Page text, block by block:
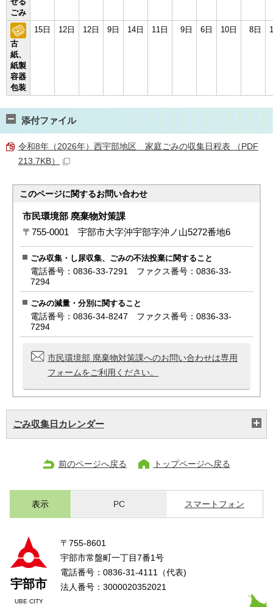
ごみ
古
紙、
紙製
容器
包装
15日 12日 12日 9日 14日 11日 9日 6日 10日 8日
添付ファイル
令和8年（2026年）西宇部地区 家庭ごみの収集日程表 （PDF
213.7KB）
このページに関するお問い合わせ
市民環境部 廃棄物対策課
〒755-0001 宇部市大字沖宇部字沖ノ山5272番地6
ごみ収集・し尿収集、ごみの不法投棄に関すること
電話番号：0836-33-7291 ファクス番号：0836-33-
7294
ごみの減量・分別に関すること
電話番号：0836-34-8247 ファクス番号：0836-33-
7294
市民環境部 廃棄物対策課へのお問い合わせは専用
フォームをご利用ください。
ごみ収集日カレンダー
前のページへ戻る トップページへ戻る
表示 PC スマートフォン
宇部市
UBE CITY
〒755-8601
宇部市常盤町一丁目7番1号
電話番号：0836-31-4111（代表)
法人番号：3000020352021